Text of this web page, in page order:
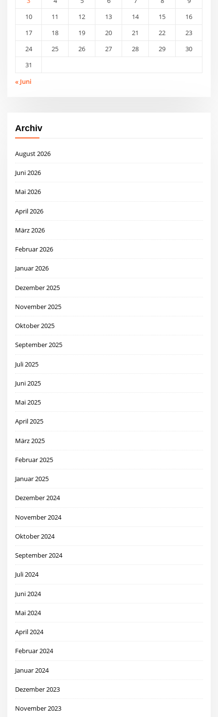
10
11 12 13 14 15
16
17
18 19 20 21 22
23
24
25 26 27 28 29
30
31
« Juni
Archiv
August 2026
Juni 2026
Mai 2026
April 2026
März 2026
Februar 2026
Januar 2026
Dezember 2025
November 2025
Oktober 2025
September 2025
Juli 2025
Juni 2025
Mai 2025
April 2025
März 2025
Februar 2025
Januar 2025
Dezember 2024
November 2024
Oktober 2024
September 2024
Juli 2024
Juni 2024
Mai 2024
April 2024
Februar 2024
Januar 2024
Dezember 2023
November 2023